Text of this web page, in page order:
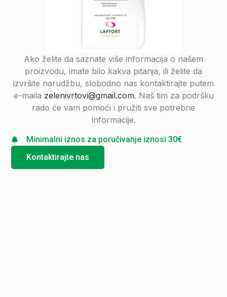
Ako želite da saznate više informacija o našem
proizvodu, imate bilo kakva pitanja, ili želite da
izvršite narudžbu, slobodno nas kontaktirajte putem
e-maila zelenivrtovi@gmail.com. Naš tim za podršku
rado će vam pomoći i pružiti sve potrebne
informacije.
Minimalni iznos za poručivanje iznosi 30€
Kontaktirajte nas